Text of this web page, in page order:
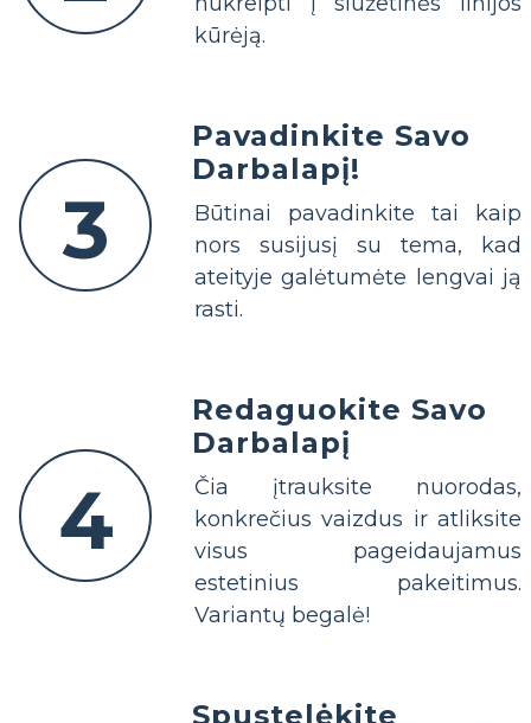
kūrėją.
3
Pavadinkite Savo
Darbalapį!
Būtinai pavadinkite tai kaip
nors susijusį su tema, kad
ateityje galėtumėte lengvai ją
rasti.
4
Redaguokite Savo
Darbalapį
Čia įtrauksite nuorodas,
konkrečius vaizdus ir atliksite
visus pageidaujamus
estetinius pakeitimus.
Variantų begalė!
Spustelėkite